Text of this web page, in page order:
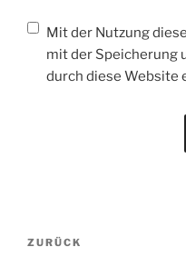
Mit der Nutzung
mit der Speicherung
durch diese Website
Beitragsnavigation
Vorheriger
ZURÜCK